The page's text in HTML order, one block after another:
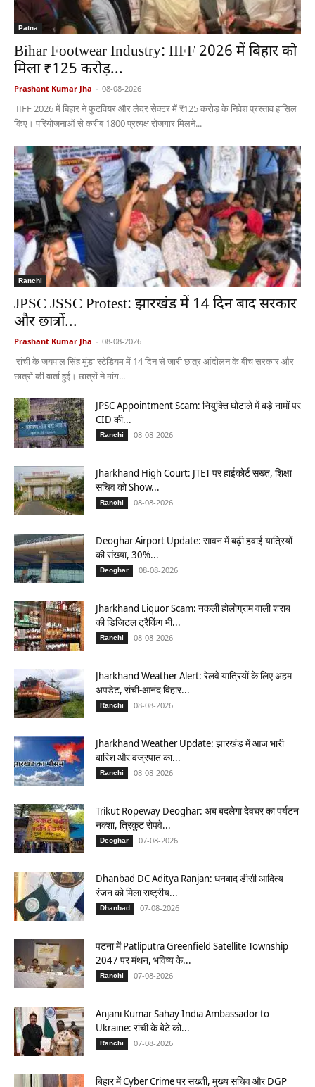
Patna
Bihar Footwear Industry: IIFF 2026 में बिहार को
मिला ₹125 करोड़...
Prashant Kumar Jha - 08-08-2026
IIFF 2026 में बिहार ने फुटवियर और लेदर सेक्टर में ₹125 करोड़ के निवेश प्रस्ताव हासिल
किए। परियोजनाओं से करीब 1800 प्रत्यक्ष रोजगार मिलने...
Ranchi
JPSC JSSC Protest: झारखंड में 14 दिन बाद सरकार
और छात्रों...
Prashant Kumar Jha - 08-08-2026
रांची के जयपाल सिंह मुंडा स्टेडियम में 14 दिन से जारी छात्र आंदोलन के बीच सरकार और
छात्रों की वार्ता हुई। छात्रों ने मांग...
JPSC Appointment Scam: नियुक्ति घोटाले में बड़े नामों पर
CID की...
Ranchi 08-08-2026
Jharkhand High Court: JTET पर हाईकोर्ट सख्त, शिक्षा
सचिव को Show...
Ranchi 08-08-2026
Deoghar Airport Update: सावन में बढ़ी हवाई यात्रियों
की संख्या, 30%...
Deoghar 08-08-2026
Jharkhand Liquor Scam: नकली होलोग्राम वाली शराब
की डिजिटल ट्रैकिंग भी...
Ranchi 08-08-2026
Jharkhand Weather Alert: रेलवे यात्रियों के लिए अहम
अपडेट, रांची-आनंद विहार...
Ranchi 08-08-2026
Jharkhand Weather Update: झारखंड में आज भारी
बारिश और वज्रपात का...
Ranchi 08-08-2026
Trikut Ropeway Deoghar: अब बदलेगा देवघर का पर्यटन
नक्शा, त्रिकुट रोपवे...
Deoghar 07-08-2026
Dhanbad DC Aditya Ranjan: धनबाद डीसी आदित्य
रंजन को मिला राष्ट्रीय...
Dhanbad 07-08-2026
पटना में Patliputra Greenfield Satellite Township
2047 पर मंथन, भविष्य के...
Ranchi 07-08-2026
Anjani Kumar Sahay India Ambassador to
Ukraine: रांची के बेटे को...
Ranchi 07-08-2026
बिहार में Cyber Crime पर सख्ती, मुख्य सचिव और DGP